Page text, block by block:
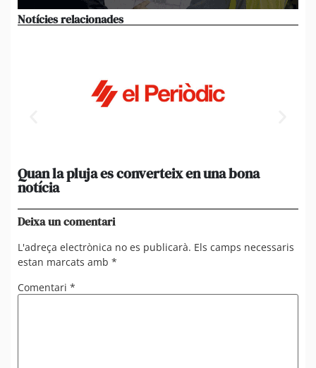
Notícies relacionades
Quan la pluja es converteix en una bona
notícia
Deixa un comentari
L'adreça electrònica no es publicarà. Els camps necessaris
estan marcats amb *
Comentari *